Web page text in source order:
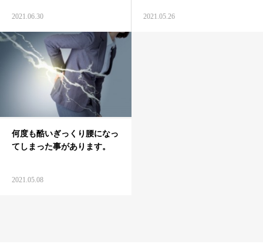
2021.06.30 2021.05.26
何度も酷いぎっくり腰になっ
てしまった事があります。
2021.05.08